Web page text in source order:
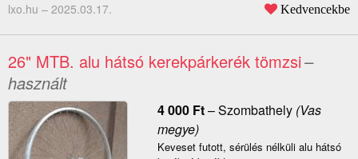
lxo.hu – 2025.03.17. Kedvencekbe
26" MTB. alu hátsó kerekpárkerék tömzsi–
használt
4 000 Ft–Szombathely(Vas
megye)
Keveset futott, sérülés nélküli alu hátsó